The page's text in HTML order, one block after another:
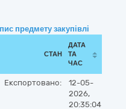
предмету закупівлі
СТАН
ДАТА
ТА
ЧАС
Експортовано:
12-05-
2026,
20:35:04